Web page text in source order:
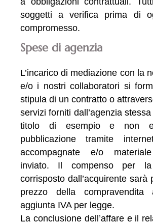
soggetti a verifica prima di
compromesso.
Spese di agenzia
L’incarico di mediazione con la
e/o i nostri collaboratori si
stipula di un contratto o
servizi forniti dall’agenzia
titolo di esempio e non
pubblicazione tramite
accompagnate e/o
inviato. Il compenso per la
corrisposto dall’acquirente sarà
prezzo della
aggiunta IVA per legge.
La conclusione dell’affare e il